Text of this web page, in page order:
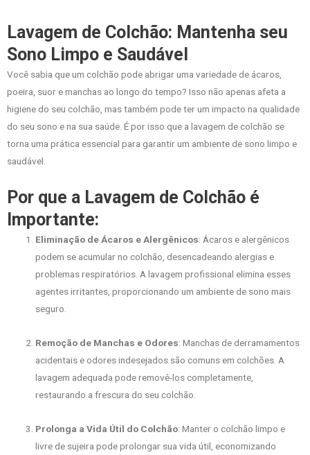
Lavagem de Colchão: Mantenha seu
Sono Limpo e Saudável
Você sabia que um colchão pode abrigar uma variedade de ácaros,
poeira, suor e manchas ao longo do tempo? Isso não apenas afeta a
higiene do seu colchão, mas também pode ter um impacto na qualidade
do seu sono e na sua saúde. É por isso que a lavagem de colchão se
torna uma prática essencial para garantir um ambiente de sono limpo e
saudável.
Por que a Lavagem de Colchão é
Importante:
Eliminação de Ácaros e Alergênicos: Ácaros e alergênicos
podem se acumular no colchão, desencadeando alergias e
problemas respiratórios. A lavagem profissional elimina esses
agentes irritantes, proporcionando um ambiente de sono mais
seguro.
Remoção de Manchas e Odores: Manchas de derramamentos
acidentais e odores indesejados são comuns em colchões. A
lavagem adequada pode removê-los completamente,
restaurando a frescura do seu colchão.
Prolonga a Vida Útil do Colchão: Manter o colchão limpo e
livre de sujeira pode prolongar sua vida útil, economizando